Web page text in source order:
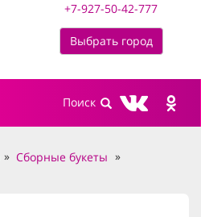
+7-927-50-42-777
Выбрать город
Сборные букеты